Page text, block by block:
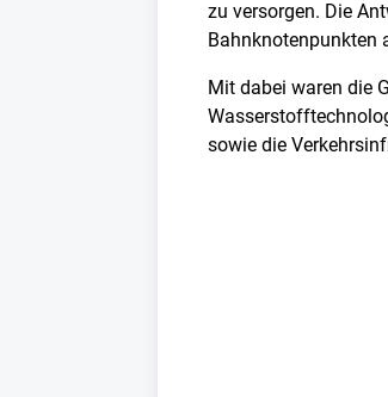
zu versorgen. Die
Bahnknotenpunkten
Mit dabei waren die
sowie die